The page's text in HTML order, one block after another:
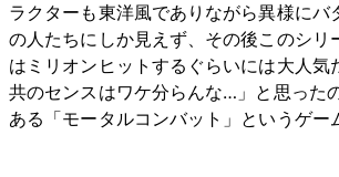
ラクターも東洋風でありながら異様にバ
の人たちにしか見えず、その後このシリ
はミリオンヒットするぐらいには大人気
共のセンスはワケ分らんな…」と思った
ある「モータルコンバット」というゲー